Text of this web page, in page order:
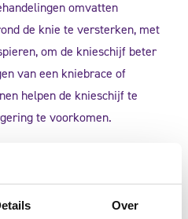
Over
omvatten
de knie te versterken, met
om de knieschijf beter
van een kniebrace of
helpen de knieschijf te
te voorkomen.
ontstekingsremmers kunnen
verminderen. Injecties met
van Hyaluronzuur